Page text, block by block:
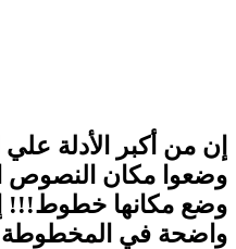
إن من أكبر الأدلة علي
وضعوا مكان النصوص
وضع مكانها خطوط!!!
واضحة في المخطوطة